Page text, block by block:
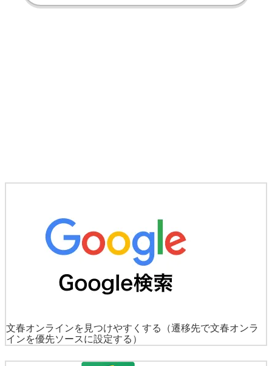
文春オンラインを見つけやすくする
（遷移先で文春オンラ
インを優先ソースに設定する）